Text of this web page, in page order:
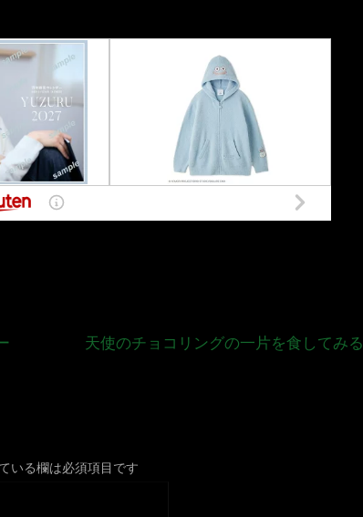
天使のチョコリングの一片を食してみる
いる欄は必須項目です